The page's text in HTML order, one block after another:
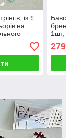
із 9
на
1шт,
279